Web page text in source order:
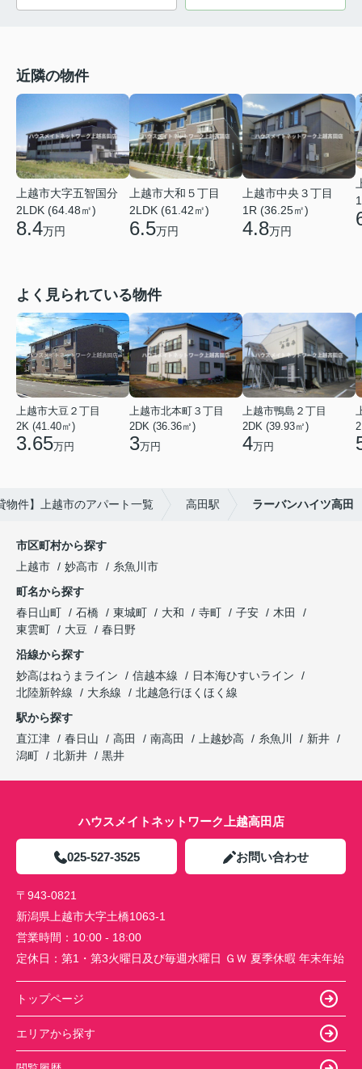
近隣の物件
上越市大字五智国分
2LDK (64.48㎡)
8.4万円
上越市大和５丁目
2LDK (61.42㎡)
6.5万円
上越市中央３丁目
1R (36.25㎡)
4.8万円
よく見られている物件
上越市大豆２丁目
2K (41.40㎡)
3.65万円
上越市北本町３丁目
2DK (36.36㎡)
3万円
上越市鴨島２丁目
2DK (39.93㎡)
4万円
物件】上越市のアパート一覧 高田駅 ラーバンハイツ高田
市区町村から探す
上越市
妙高市
糸魚川市
町名から探す
春日山町
石橋 東城町 大和 寺町 子安
木田
東雲町
大豆
春日野
沿線から探す
妙高はねうまライン
信越本線
日本海ひすいライン
北陸新幹線
大糸線
北越急行ほくほく線
駅から探す
直江津
春日山 高田 南高田 上越妙高 糸魚川
新井
潟町
北新井 黒井
ハウスメイトネットワーク上越高田店
025-527-3525 お問い合わせ
〒943-0821
新潟県上越市大字土橋1063-1
営業時間： 10:00 - 18:00
定休日： 第1・第3火曜日及び毎週水曜日 ＧＷ 夏季休暇 年末年始
トップページ
エリアから探す